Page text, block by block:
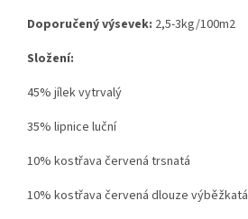
Doporučený výsevek: 2,5-3kg/100m2
Složení:
45% jílek vytrvalý
35% lipnice luční
10% kostřava červená trsnatá
10% kostřava červená dlouze výběžkatá